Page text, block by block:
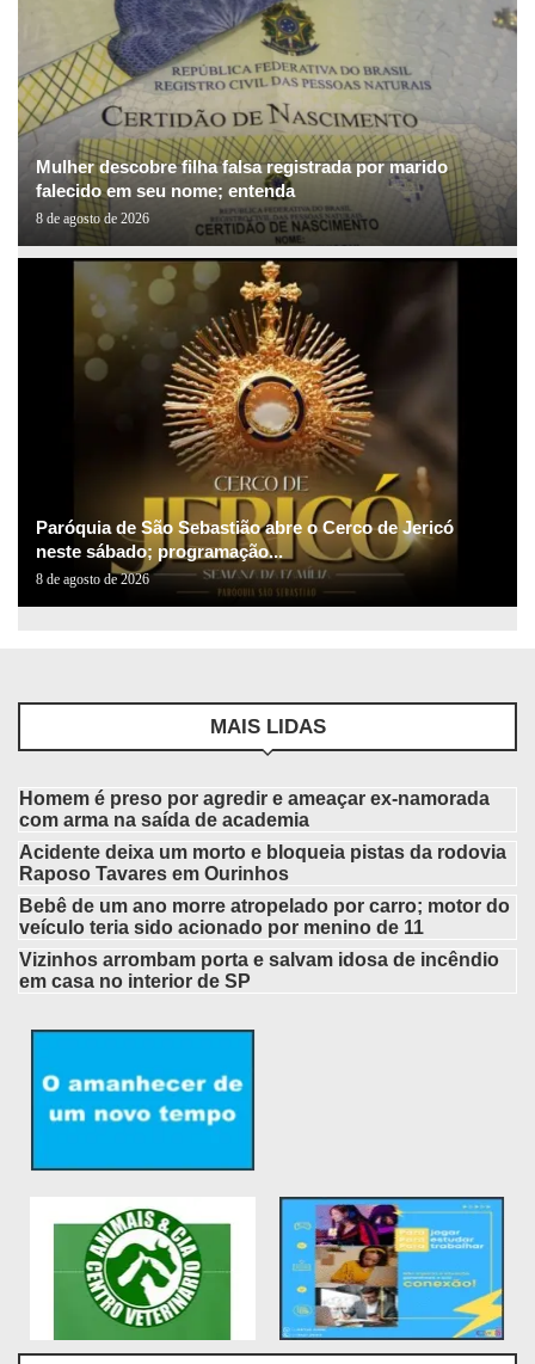
Mulher descobre filha falsa registrada por marido
falecido em seu nome; entenda
8 de agosto de 2026
Paróquia de São Sebastião abre o Cerco de Jericó
neste sábado; programação...
8 de agosto de 2026
MAIS LIDAS
Homem é preso por agredir e ameaçar ex-namorada
com arma na saída de academia
Acidente deixa um morto e bloqueia pistas da rodovia
Raposo Tavares em Ourinhos
Bebê de um ano morre atropelado por carro; motor do
veículo teria sido acionado por menino de 11
Vizinhos arrombam porta e salvam idosa de incêndio
em casa no interior de SP